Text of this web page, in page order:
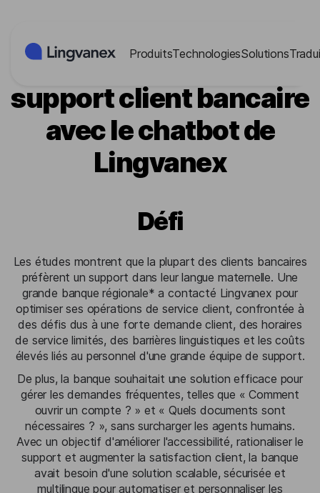
ProduitsTechnologiesSolutions
Transformation du
support client bancaire
avec le chatbot de
Lingvanex
Défi
Les études montrent que la plupart des clients bancaires
préfèrent un support dans leur langue maternelle. Une
grande banque régionale* a contacté Lingvanex pour
optimiser ses opérations de service client, confrontée à
des défis dus à une forte demande client, des horaires
de service limités, des barrières linguistiques et les coûts
élevés liés au personnel d'une grande équipe de support.
De plus, la banque souhaitait une solution efficace pour
gérer les demandes fréquentes, telles que « Comment
ouvrir un compte ? » et « Quels documents sont
nécessaires ? », sans surcharger les agents humains.
Avec un objectif d'améliorer l'accessibilité, rationaliser le
support et augmenter la satisfaction client, la banque
avait besoin d'une solution scalable, sécurisée et
multilingue pour automatiser et personnaliser les